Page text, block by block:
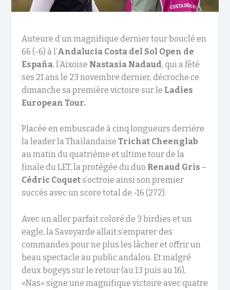
Auteure d’un magnifique dernier tour bouclé en
66 (-6) à l’Andalucia Costa del Sol Open de
España, l’Aixoise Nastasia Nadaud, qui a fêté
ses 21 ans le 23 novembre dernier, décroche ce
dimanche sa première victoire sur le Ladies
European Tour.
Placée en embuscade à cinq longueurs derrière
la leader la ThaïlandaiseTrichat Cheenglab
au matin du quatrième et ultime tour de la
finale du LET, la protégée du duo Renaud Gris –
Cédric Coquets’octroie ainsi son premier
succès avec un score total de -16 (272).
Avec un aller parfait coloré de 3 birdies et un
eagle, la Savoyarde allait s’emparer des
commandes pour ne plus les lâcher et offrir un
beau spectacle au public andalou. Et malgré
deux bogeys sur le retour (au 13 puis au 16),
«Nas» signe une magnifique victoire avec quatre